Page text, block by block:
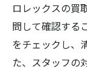
ロレックスの買
問して確認する
をチェックし、
た、スタッフの